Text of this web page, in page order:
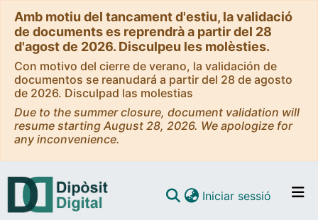
Amb motiu del tancament d'estiu, la validació
de documents es reprendrà a partir del 28
d'agost de 2026. Disculpeu les molèsties.
Con motivo del cierre de verano, la validación de
documentos se reanudará a partir del 28 de agosto
de 2026. Disculpad las molestias
Due to the summer closure, document validation will
resume starting August 28, 2026. We apologize for
any inconvenience.
Iniciar sessió (current)